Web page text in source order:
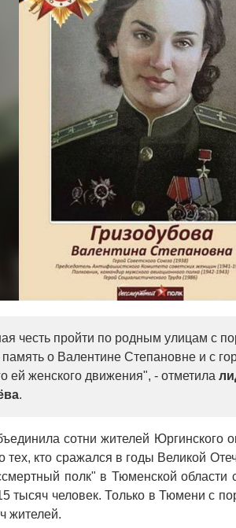
честь пройти по родным улицам с
о Валентине Степановне и с
ей женского движения", - отметила
.
сотни жителей Юргинского
кто сражался в годы Великой
полк" в Тюменской области
тысяч человек. Только в Тюмени с
жителей.